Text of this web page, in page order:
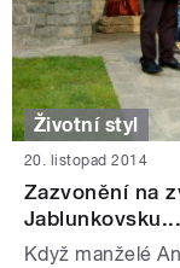
Životní styl
20. listopad 2014
Zazvonění na
Jablunkovsku...
Když manželé